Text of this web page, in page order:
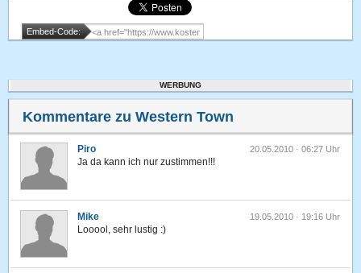
Embed-Code:
WERBUNG
Kommentare zu Western Town
Piro 20.05.2010 · 06:27 Uhr
Ja da kann ich nur zustimmen!!!
Mike 19.05.2010 · 19:16 Uhr
Looool, sehr lustig :)